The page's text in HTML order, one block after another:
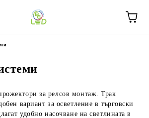
за релсов монтаж. Трак
вариант за осветление в търговски
удобно насочване на светлината в